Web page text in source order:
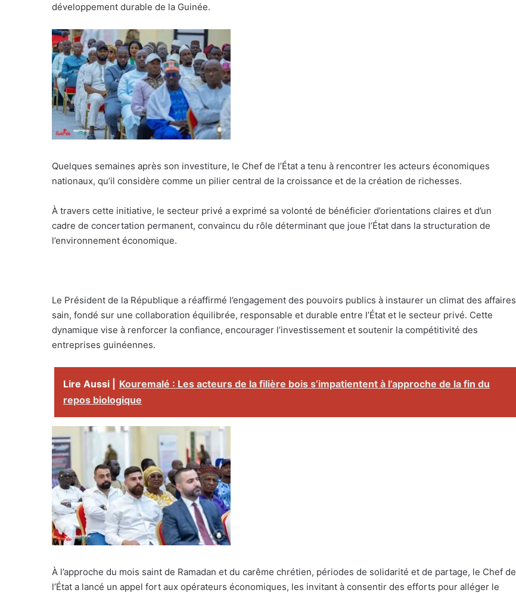
développement durable de la Guinée.
Quelques semaines après son investiture, le Chef de l’État a tenu à rencontrer les acteurs économiques
nationaux, qu’il considère comme un pilier central de la croissance et de la création de richesses.
À travers cette initiative, le secteur privé a exprimé sa volonté de bénéficier d’orientations claires et d’un
cadre de concertation permanent, convaincu du rôle déterminant que joue l’État dans la structuration de
l’environnement économique.
Le Président de la République a réaffirmé l’engagement des pouvoirs publics à instaurer un climat des affaires
sain, fondé sur une collaboration équilibrée, responsable et durable entre l’État et le secteur privé. Cette
dynamique vise à renforcer la confiance, encourager l’investissement et soutenir la compétitivité des
entreprises guinéennes.
Lire Aussi |
Kouremalé : Les acteurs de la filière bois s’impatientent à l’approche de la fin du
repos biologique
À l’approche du mois saint de Ramadan et du carême chrétien, périodes de solidarité et de partage, le Chef de
l’État a lancé un appel fort aux opérateurs économiques, les invitant à consentir des efforts pour alléger le